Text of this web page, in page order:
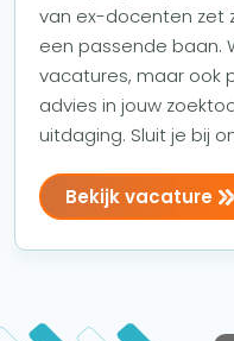
van ex-docenten zet
een passende baan.
vacatures, maar ook
advies in jouw
uitdaging. Sluit je bij
Bekijk vacature